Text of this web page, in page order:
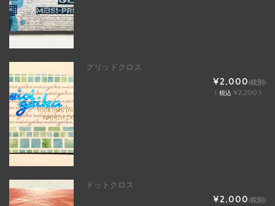
グリッドクロス
¥2,000(税別)
( 税込 ¥2,200 )
ドットクロス
¥2,000(税別)